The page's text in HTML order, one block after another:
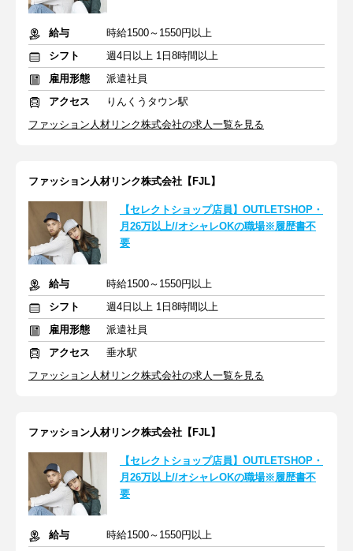
給与
時給1500～1550円以上
シフト
週4日以上 1日8時間以上
雇用形態
派遣社員
アクセス
りんくうタウン駅
ファッション人材リンク株式会社の求人一覧を見る
ファッション人材リンク株式会社【FJL】
【セレクトショップ店員】OUTLETSHOP・
月26万以上//オシャレOKの職場※履歴書不
要
給与
時給1500～1550円以上
シフト
週4日以上 1日8時間以上
雇用形態
派遣社員
アクセス
垂水駅
ファッション人材リンク株式会社の求人一覧を見る
ファッション人材リンク株式会社【FJL】
【セレクトショップ店員】OUTLETSHOP・
月26万以上//オシャレOKの職場※履歴書不
要
給与
時給1500～1550円以上